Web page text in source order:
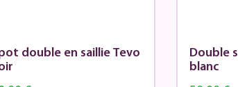
double en saillie Tevo
Double
blanc